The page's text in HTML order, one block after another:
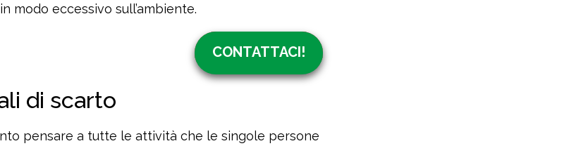
modo eccessivo sull’ambiente.
CONTATTACI!
di scarto
pensare a tutte le attività che le singole persone